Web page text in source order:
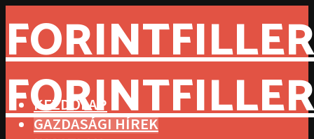
KEZDŐLAP
GAZDASÁGI HÍREK